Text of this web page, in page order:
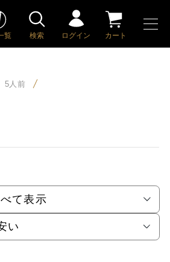
覧 検索 ログイン カート
5人前
て表示
い